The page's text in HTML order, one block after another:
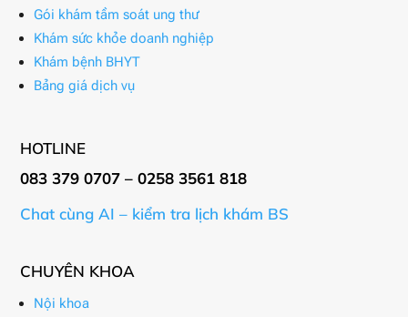
Gói khám tầm soát ung thư
Khám sức khỏe doanh nghiệp
Khám bệnh BHYT
Bảng giá dịch vụ
HOTLINE
083 379 0707 – 0258 3561 818
Chat cùng AI – kiểm tra lịch khám BS
CHUYÊN KHOA
Nội khoa